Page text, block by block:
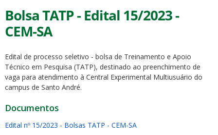
Bolsa TATP - Edital 15/2023 -
CEM-SA
Edital de processo seletivo - bolsa de Treinamento e Apoio
Técnico em Pesquisa (TATP), destinado ao preenchimento de
vaga para atendimento à Central Experimental Multiusuário do
campus de Santo André.
Documentos
Edital nº 15/2023 - Bolsas TATP - CEM-SA